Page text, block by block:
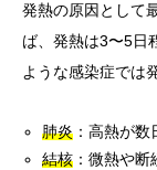
発熱の原因として
ば、発熱は3〜5日
ような感染症では
肺炎 ：高熱が
結核 ：微熱や